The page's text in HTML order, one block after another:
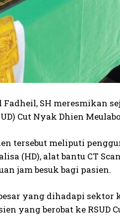
Fadheil, SH meresmikan
Cut Nyak Dhien
tersebut meliputi
(HD), alat bantu CT
jam besuk bagi pasien.
yang dihadapi sektor
yang berobat ke RSUD